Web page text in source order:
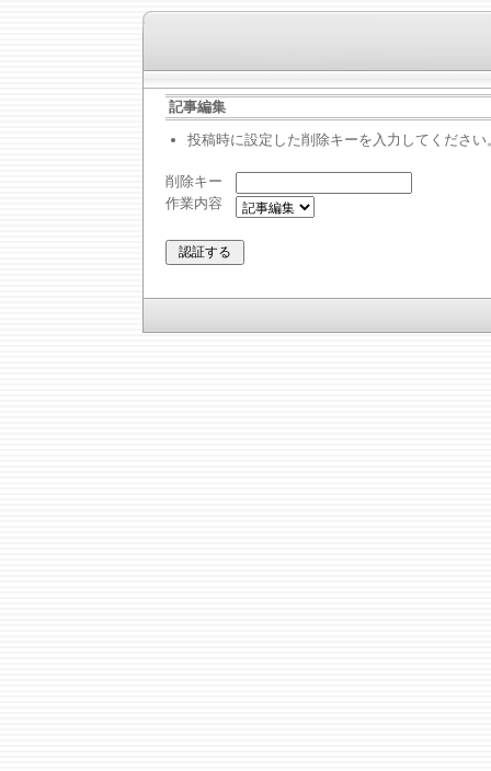
記事編集
投稿時に設定した削除キーを入力してください
削除キー
作業内容